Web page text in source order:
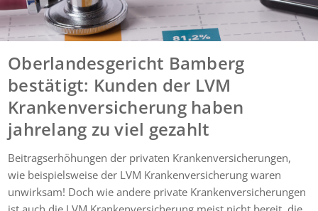
Oberlandesgericht Bamberg
bestätigt: Kunden der LVM
Krankenversicherung haben
jahrelang zu viel gezahlt
Beitragserhöhungen der privaten Krankenversicherungen,
wie beispielsweise der LVM Krankenversicherung waren
unwirksam! Doch wie andere private Krankenversicherungen